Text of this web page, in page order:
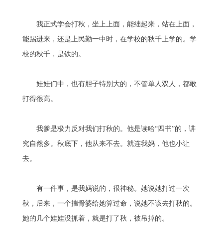
我正式学会打秋，坐上上面，能绌起来，站在上面，
能踢进来，还是上民勤一中时，在学校的秋千上学的。学
校的秋千，是铁的。
娃娃们中，也有胆子特别大的，不管单人双人，都敢
打得很高。
我爹是极力反对我们打秋的。他是读哈“四书”的，讲
究自然多。秋底下，他从来不去。就连我妈，他也小让
去。
有一件事，是我妈说的，很神秘。她说她打过一次
秋，后来，一个揣骨婆给她算过命，说她不该去打秋的。
她的几个娃娃没抓着，就是打了秋，被吊掉的。